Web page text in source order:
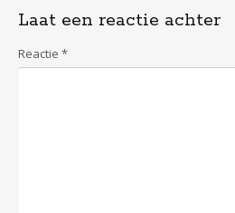
Laat een reactie achter
Reactie *